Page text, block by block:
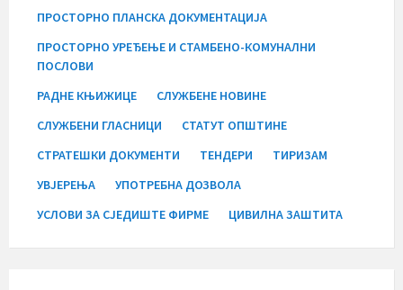
ПРОСТОРНО ПЛАНСКА ДОКУМЕНТАЦИЈА
ПРОСТОРНО УРЕЂЕЊЕ И СТАМБЕНО-КОМУНАЛНИ
ПОСЛОВИ
РАДНЕ КЊИЖИЦЕ
СЛУЖБЕНЕ НОВИНЕ
СЛУЖБЕНИ ГЛАСНИЦИ
СТАТУТ ОПШТИНЕ
СТРАТЕШКИ ДОКУМЕНТИ
ТЕНДЕРИ
ТИРИЗАМ
УВЈЕРЕЊА
УПОТРЕБНА ДОЗВОЛА
УСЛОВИ ЗА СЈЕДИШТЕ ФИРМЕ
ЦИВИЛНА ЗАШТИТА